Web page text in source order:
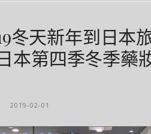
冬天新年到日本
本第四季冬季藥
2019-02-01